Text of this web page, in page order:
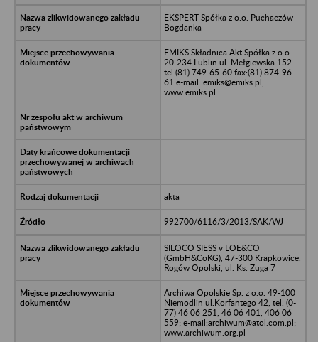
EKSPERT Spółka z o.o. Puchaczów
Bogdanka
EMIKS Składnica Akt Spółka z o.o.
20-234 Lublin ul. Mełgiewska 152
tel.(81) 749-65-60 fax:(81) 874-96-
61 e-mail: emiks@emiks.pl,
www.emiks.pl
akta
992700/6116/3/2013/SAK/WJ
SILOCO SIESS v LOE&CO
(GmbH&CoKG), 47-300 Krapkowice,
Rogów Opolski, ul. Ks. Zuga 7
Archiwa Opolskie Sp. z o.o. 49-100
Niemodlin ul.Korfantego 42, tel. (0-
77) 46 06 251, 46 06 401, 406 06
559; e-mail:archiwum@atol.com.pl;
www.archiwum.org.pl